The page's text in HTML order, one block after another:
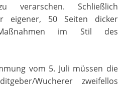
verarschen. Schließlich
eigener, 50 Seiten dicker
im Stil des
vom 5. Juli müssen die
Wucherer zweifellos